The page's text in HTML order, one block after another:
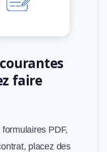
faire
PDF,
placez des